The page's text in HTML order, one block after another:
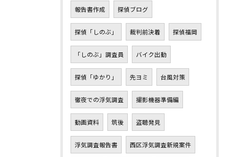
報告書作成 探偵ブログ
探偵「しのぶ」 裁判前決着 探偵福岡
「しのぶ」調査員 バイク出動
探偵「ゆかり」 先ヨミ 台風対策
徹夜での浮気調査 撮影機器準備編
動画資料 筑後 盗聴発見
浮気調査報告書 西区浮気調査新規案件